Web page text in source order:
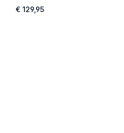
€ 129,95